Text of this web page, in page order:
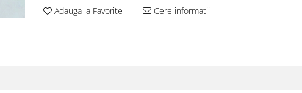
Adauga la Favorite Cere informatii